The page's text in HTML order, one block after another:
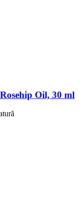
Oil, 30 ml